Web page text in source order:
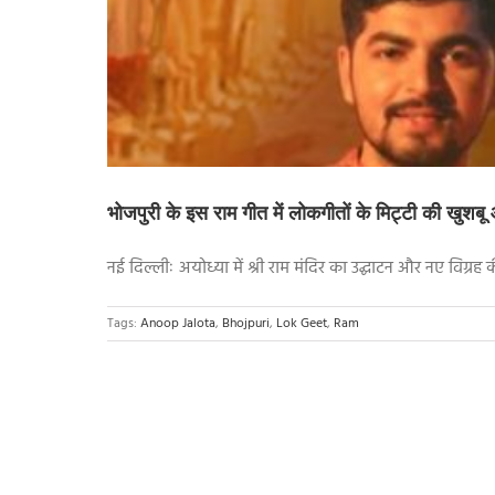
भोजपुरी के इस राम गीत में लोकगीतों के मिट्टी की
नई दिल्लीः अयोध्या में श्री राम मंदिर का उद्घाटन और नए विग्रह
Tags: Anoop Jalota, Bhojpuri, Lok Geet, Ram